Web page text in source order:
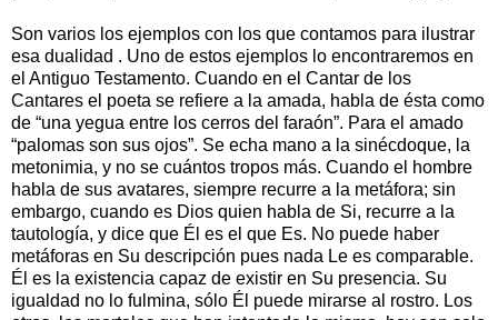
Son varios los ejemplos con los que contamos para ilustrar
esa dualidad . Uno de estos ejemplos lo encontraremos en
el Antiguo Testamento. Cuando en el Cantar de los
Cantares el poeta se refiere a la amada, habla de ésta como
de “una yegua entre los cerros del faraón”. Para el amado
“palomas son sus ojos”. Se echa mano a la sinécdoque, la
metonimia, y no se cuántos tropos más. Cuando el hombre
habla de sus avatares, siempre recurre a la metáfora; sin
embargo, cuando es Dios quien habla de Si, recurre a la
tautología, y dice que Él es el que Es. No puede haber
metáforas en Su descripción pues nada Le es comparable.
Él es la existencia capaz de existir en Su presencia. Su
igualdad no lo fulmina, sólo Él puede mirarse al rostro. Los